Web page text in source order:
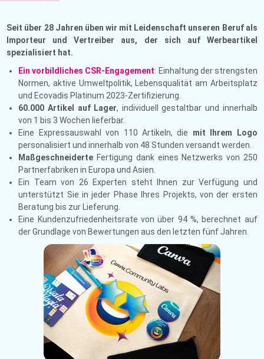
Seit über 28 Jahren üben wir mit Leidenschaft unseren Beruf als
Importeur und Vertreiber aus, der sich auf Werbeartikel
spezialisiert hat.
Ein vorbildliches CSR-Engagement: Einhaltung der strengsten
Normen, aktive Umweltpolitik, Lebensqualität am Arbeitsplatz
und Ecovadis Platinum 2023-Zertifizierung.
60.000 Artikel auf Lager, individuell gestaltbar und innerhalb
von 1 bis 3 Wochen lieferbar.
Eine Expressauswahl von 110 Artikeln, die mit Ihrem Logo
personalisiert und innerhalb von 48 Stunden versandt werden.
Maßgeschneiderte Fertigung dank eines Netzwerks von 250
Partnerfabriken in Europa und Asien.
Ein Team von 26 Experten steht Ihnen zur Verfügung und
unterstützt Sie in jeder Phase Ihres Projekts, von der ersten
Beratung bis zur Lieferung.
Eine Kundenzufriedenheitsrate von über 94 %, berechnet auf
der Grundlage von Bewertungen aus den letzten fünf Jahren.